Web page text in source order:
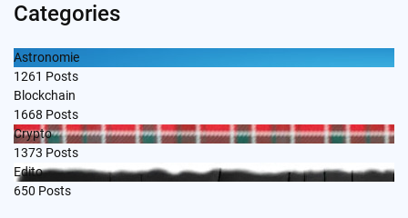
Categories
Astronomie
1261 Posts
Blockchain
1668 Posts
Crypto
1373 Posts
Edito
650 Posts